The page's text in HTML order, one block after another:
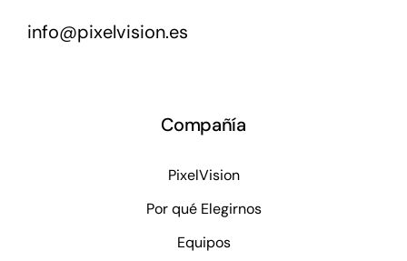
info@pixelvision.es
Compañía
PixelVision
Por qué Elegirnos
Equipos